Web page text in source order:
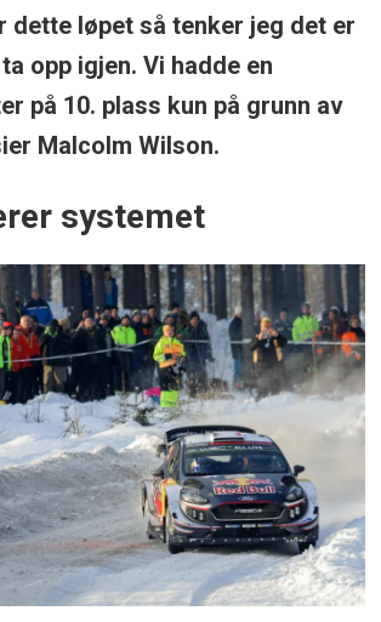
løpet så tenker jeg det er
opp igjen. Vi hadde en
på 10. plass kun på grunn av
Malcolm Wilson.
systemet